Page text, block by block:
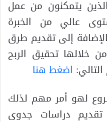
يتمكنون من عمل
عالي من الخبرة
إلى تقديم طرق
خلالها تحقيق الربح
اضغط هنا
لهو أمر مهم لذلك
دراسات جدوى